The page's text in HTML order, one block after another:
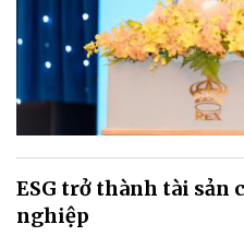
ESG trở thành tài sản
nghiệp